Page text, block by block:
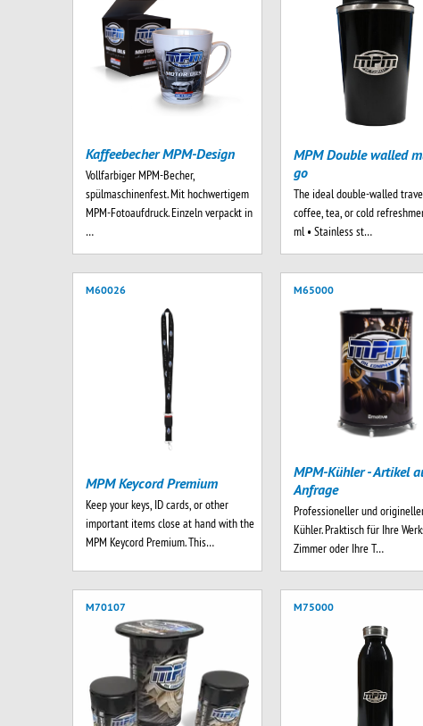
Kaffeebecher MPM-Design
Vollfarbiger MPM-Becher,
spülmaschinenfest. Mit hochwertigem
MPM-Fotoaufdruck. Einzeln verpackt in
…
MPM Double walled
go
The ideal double-walled
coffee, tea, or cold
ml • Stainless st…
M60026
MPM Keycord Premium
Keep your keys, ID cards, or other
important items close at hand with the
MPM Keycord Premium. This…
M65000
MPM-Kühler - Artikel
Anfrage
Professioneller und
Kühler. Praktisch für Ihre
Zimmer oder Ihre T…
M70107 M75000